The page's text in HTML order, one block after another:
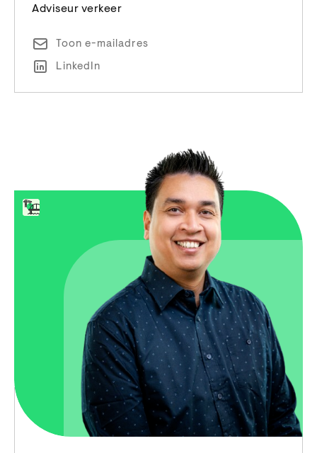
Adviseur verkeer
Toon e-mailadres
LinkedIn